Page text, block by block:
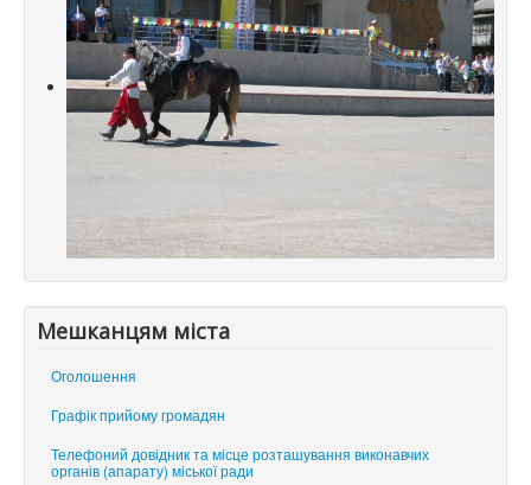
Мешканцям міста
Оголошення
Графік прийому громадян
Телефоний довідник та місце розташування виконавчих
органів (апарату) міської ради